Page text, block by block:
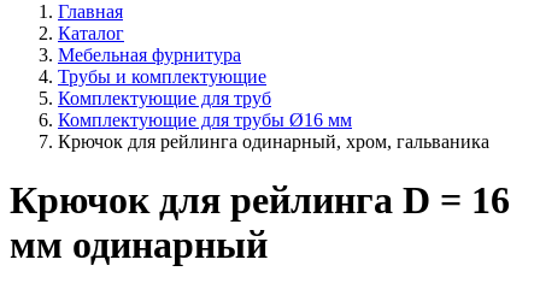
Главная
Каталог
Мебельная фурнитура
Трубы и комплектующие
Комплектующие для труб
Комплектующие для трубы Ø16 мм
Крючок для рейлинга одинарный, хром, гальваника
Крючок для рейлинга D = 16
мм одинарный